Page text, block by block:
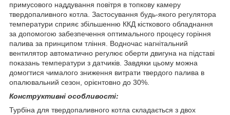
примусового наддування повітря в топкову камеру
твердопаливного котла. Застосування будь-якого регулятора
температури сприяє збільшенню ККД кісткового обладнання
за допомогою забезпечення оптимального процесу горіння
палива за принципом тління. Водночас нагнітальний
вентилятор автоматично регулює оберти двигуна на підставі
показань температури з датчиків. Завдяки цьому можна
домогтися чималого зниження витрати твердого палива в
опалювальний сезон, орієнтовно до 30%.
Конструктивні особливості:
Турбіна для твердопаливного котла складається з двох